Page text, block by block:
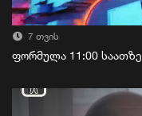
7 თვის
ფორმულა 11:00 საათზე